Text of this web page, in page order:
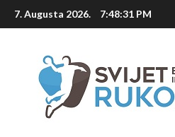
Skip
to
7. Augusta 2026. 7:48:32 PM